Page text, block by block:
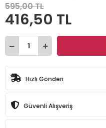
595,00 TL
416,50 TL
Hızlı Gönderi
Güvenli Alışveriş